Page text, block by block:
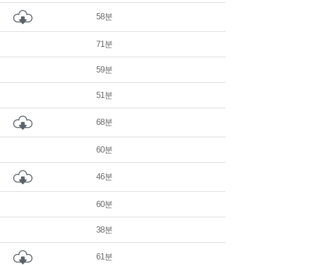
58분
71분
59분
51분
68분
60분
46분
60분
38분
61분